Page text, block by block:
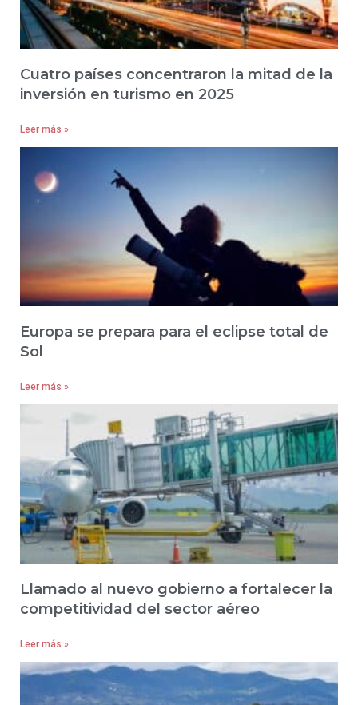
Cuatro países concentraron la mitad de la
inversión en turismo en 2025
Leer más »
Europa se prepara para el eclipse total de
Sol
Leer más »
Llamado al nuevo gobierno a fortalecer la
competitividad del sector aéreo
Leer más »